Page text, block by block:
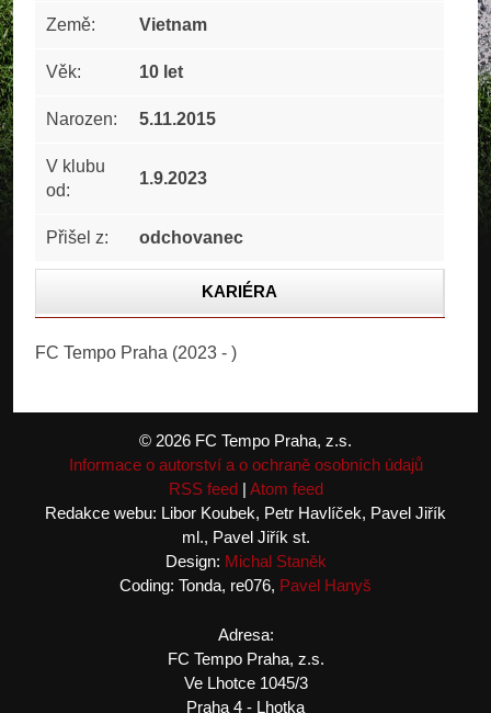
Země: Vietnam
Věk: 10 let
Narozen: 5.11.2015
V klubu
od:
1.9.2023
Přišel z: odchovanec
KARIÉRA
FC Tempo Praha (2023 - )
© 2026 FC Tempo Praha, z.s.
Informace o autorství a o ochraně osobních údajů
RSS feed| Atom feed
Redakce webu: Libor Koubek, Petr Havlíček, Pavel Jiřík
ml., Pavel Jiřík st.
Design: Michal Staněk
Coding: Tonda, re076, Pavel Hanyš
Adresa:
FC Tempo Praha, z.s.
Ve Lhotce 1045/3
Praha 4 - Lhotka